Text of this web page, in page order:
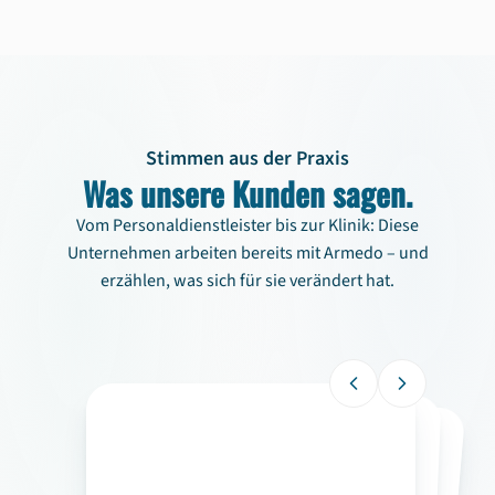
Stimmen aus der Praxis
Was unsere Kunden sagen.
Vom Personaldienstleister bis zur Klinik: Diese
Unternehmen arbeiten bereits mit Armedo – und
erzählen, was sich für sie verändert hat.